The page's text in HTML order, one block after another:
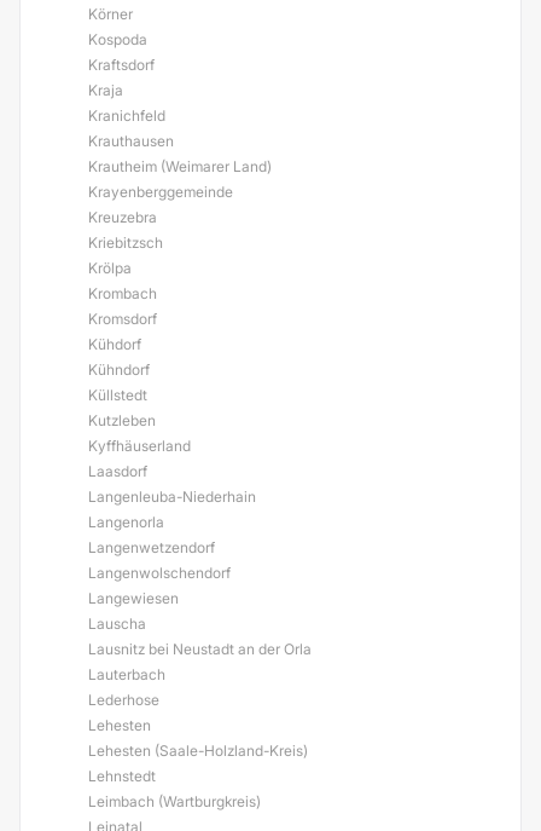
Körner
Kospoda
Kraftsdorf
Kraja
Kranichfeld
Krauthausen
Krautheim (Weimarer Land)
Krayenberggemeinde
Kreuzebra
Kriebitzsch
Krölpa
Krombach
Kromsdorf
Kühdorf
Kühndorf
Küllstedt
Kutzleben
Kyffhäuserland
Laasdorf
Langenleuba-Niederhain
Langenorla
Langenwetzendorf
Langenwolschendorf
Langewiesen
Lauscha
Lausnitz bei Neustadt an der Orla
Lauterbach
Lederhose
Lehesten
Lehesten (Saale-Holzland-Kreis)
Lehnstedt
Leimbach (Wartburgkreis)
Leinatal